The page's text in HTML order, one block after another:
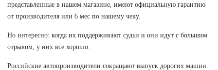
представленные в нашем магазине, имеют официальную гарантию
от производителя или 6 мес по нашему чеку.
Но интересно: когда их поддерживают судьи и они идут с большим
отрывом, у них все хорошо.
Российские автопроизводители сокращают выпуск дорогих машин.